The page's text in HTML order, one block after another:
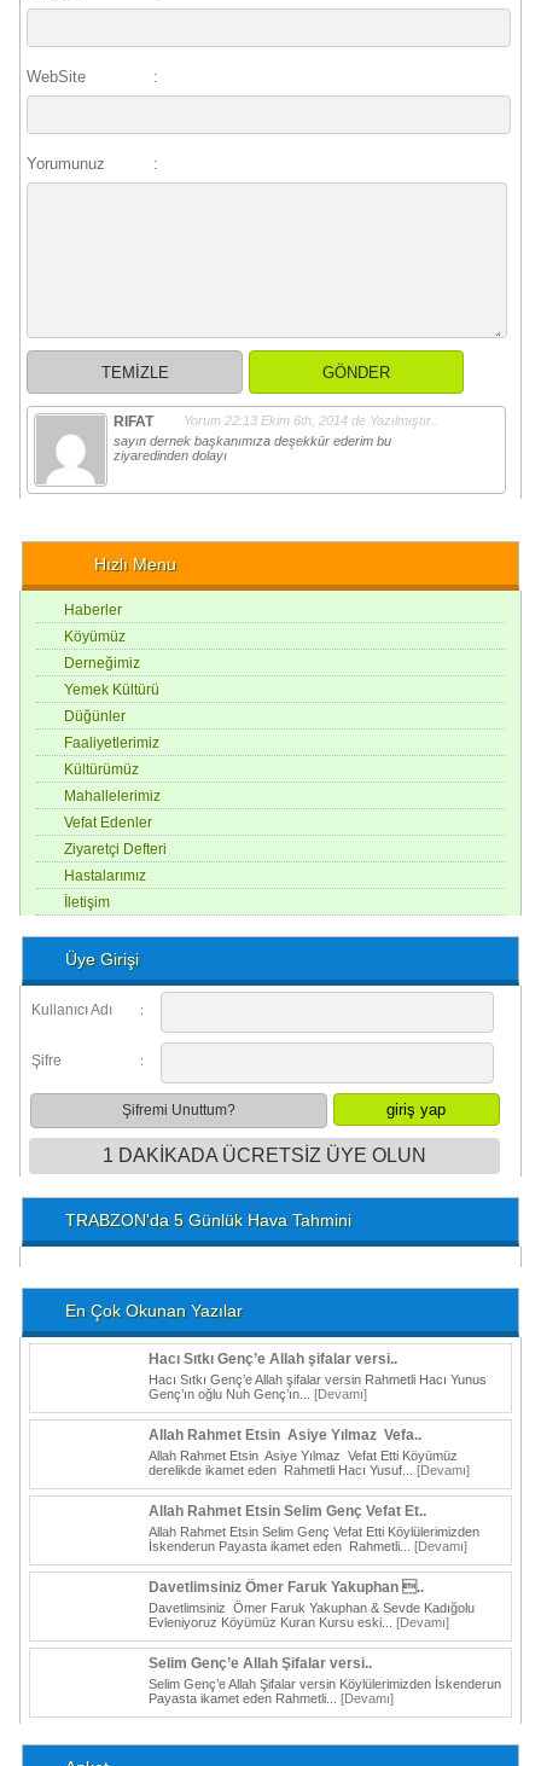
WebSite :
Yorumunuz :
RIFAT Yorum 22:13 Ekim 6th, 2014 de Yazılmıştır..
sayın dernek başkanımıza deşekkür ederim bu
ziyaredinden dolayı
Hızlı Menu
Haberler
Köyümüz
Derneğimiz
Yemek Kültürü
Düğünler
Faaliyetlerimiz
Kültürümüz
Mahallelerimiz
Vefat Edenler
Ziyaretçi Defteri
Hastalarımız
İletişim
Üye Girişi
Kullanıcı Adı :
Şifre :
Şifremi Unuttum?
1 DAKİKADA ÜCRETSİZ ÜYE OLUN
TRABZON'da 5 Günlük Hava Tahmini
En Çok Okunan Yazılar
Hacı Sıtkı Genç’e Allah şifalar versi..
Hacı Sıtkı Genç’e Allah şifalar versin Rahmetli Hacı Yunus
Genç’ın oğlu Nuh Genç’ın...[Devamı]
Allah Rahmet Etsin Asiye Yılmaz Vefa..
Allah Rahmet Etsin Asiye Yılmaz Vefat Etti Köyümüz
derelikde ikamet eden Rahmetli Hacı Yusuf...[Devamı]
Allah Rahmet Etsin Selim Genç Vefat Et..
Allah Rahmet Etsin Selim Genç Vefat Etti Köylülerimizden
İskenderun Payasta ikamet eden Rahmetli...[Devamı]
Davetlimsiniz Ömer Faruk Yakuphan ..
Davetlimsiniz Ömer Faruk Yakuphan & Sevde Kadığolu
Evleniyoruz Köyümüz Kuran Kursu eski...[Devamı]
Selim Genç’e Allah Şifalar versi..
Selim Genç’e Allah Şifalar versin Köylülerimizden İskenderun
Payasta ikamet eden Rahmetli...[Devamı]